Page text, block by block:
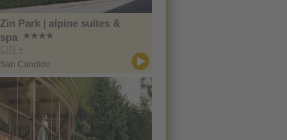
Zin Park | alpine suites &
spa
CIN +
San Candido